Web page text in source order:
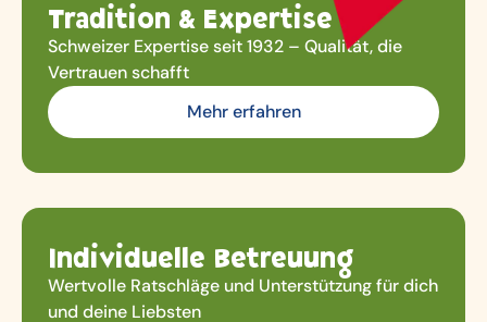
Tradition & Expertise
Schweizer Expertise seit 1932 – Qualität, die
Vertrauen schafft
Mehr erfahren
Individuelle Betreuung
Wertvolle Ratschläge und Unterstützung für dich
und deine Liebsten